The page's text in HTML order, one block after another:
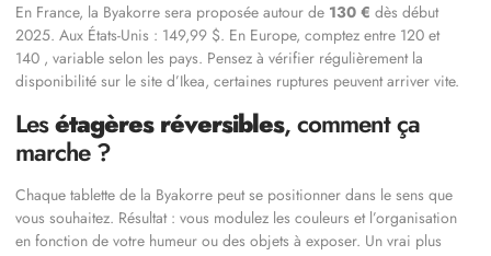
En France, la Byakorre sera proposée autour de 130 € dès début
2025. Aux États-Unis : 149,99 $. En Europe, comptez entre 120 et
140 , variable selon les pays. Pensez à vérifier régulièrement la
disponibilité sur le site d’Ikea, certaines ruptures peuvent arriver vite.
Lesétagères réversibles, comment ça
marche ?
Chaque tablette de la Byakorre peut se positionner dans le sens que
vous souhaitez. Résultat : vous modulez les couleurs et l’organisation
en fonction de votre humeur ou des objets à exposer. Un vrai plus